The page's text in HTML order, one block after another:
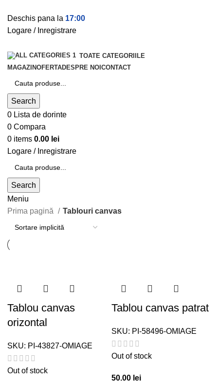
Deschis pana la 17:00
Logare / Inregistrare
TOATE CATEGORIILE
MAGAZINOFERTADESPRE NOI CONTACT
Search
0 Lista de dorinte
0 Compara
0 items 0.00 lei
Logare / Inregistrare
Search
Meniu
Prima pagină Tablouri canvas
Tablou canvas
orizontal
SKU: PI-43827-OMIAGE
Out of stock
Tablou canvas patrat
SKU: PI-58496-OMIAGE
Out of stock
50.00 lei